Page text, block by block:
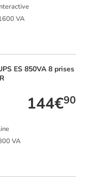
VA
ES 850VA 8 prises
144€90
VA